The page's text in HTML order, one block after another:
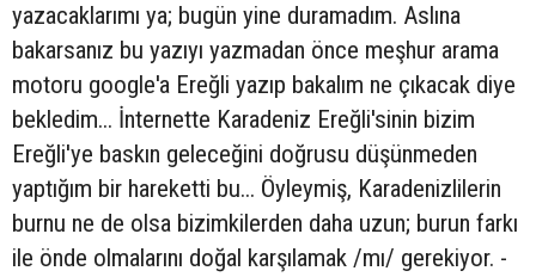
yazacaklarımı ya; bugün yine duramadım. Aslına
bakarsanız bu yazıyı yazmadan önce meşhur arama
motoru google'a Ereğli yazıp bakalım ne çıkacak diye
bekledim... İnternette Karadeniz Ereğli'sinin bizim
Ereğli'ye baskın geleceğini doğrusu düşünmeden
yaptığım bir hareketti bu... Öyleymiş, Karadenizlilerin
burnu ne de olsa bizimkilerden daha uzun; burun farkı
ile önde olmalarını doğal karşılamak /mı/ gerekiyor. -